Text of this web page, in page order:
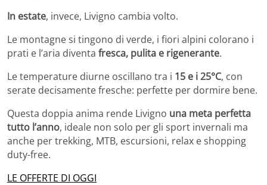
In estate, invece, Livigno cambia volto.
Le montagne si tingono di verde, i fiori alpini colorano i
prati e l’aria diventa fresca, pulita e rigenerante.
Le temperature diurne oscillano tra i 15 e i 25°C, con
serate decisamente fresche: perfette per dormire bene.
Questa doppia anima rende Livigno una meta perfetta
tutto l’anno, ideale non solo per gli sport invernali ma
anche per trekking, MTB, escursioni, relax e shopping
duty-free.
LE OFFERTE DI OGGI